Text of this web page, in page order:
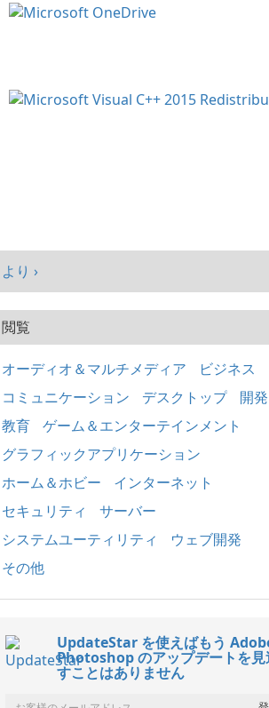
より ›
閲覧
オーディオ＆マルチメディア
ビジネス
コミュニケーション
デスクトップ
開発
教育
ゲーム＆エンターテインメント
グラフィックアプリケーション
ホーム＆ホビー
インターネット
セキュリティ
サーバー
システムユーティリティ
ウェブ開発
その他
UpdateStar を使えばもう
Photoshop のアップデートを見
すことはありません